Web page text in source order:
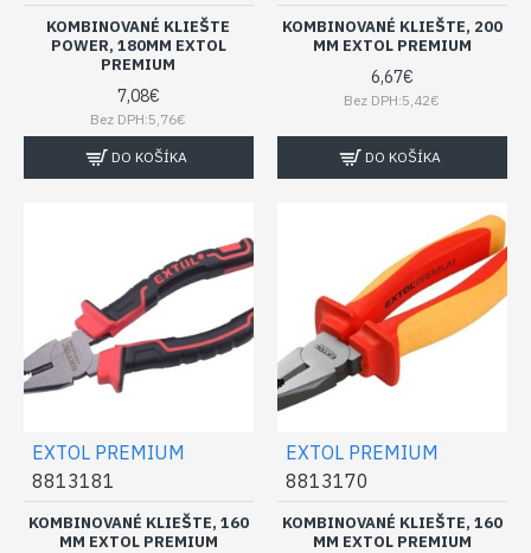
KOMBINOVANÉ KLIEŠTE
POWER, 180MM EXTOL
PREMIUM
7,08€
Bez DPH:5,76€
DO KOŠÍKA
KOMBINOVANÉ KLIEŠTE, 200
MM EXTOL PREMIUM
6,67€
Bez DPH:5,42€
DO KOŠÍKA
EXTOL PREMIUM
8813181
KOMBINOVANÉ KLIEŠTE, 160
MM EXTOL PREMIUM
EXTOL PREMIUM
8813170
KOMBINOVANÉ KLIEŠTE, 160
MM EXTOL PREMIUM